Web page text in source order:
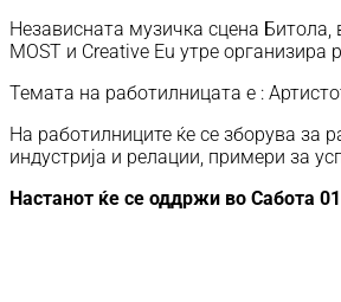
Независната музичка сцена
MOST и Creative Eu утре
Темата на работилницата е :
На работилниците ќе се зборува за
индустрија и релации, примери за
Настанот ќе се оддржи во Сабота